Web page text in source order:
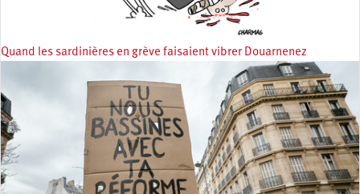
Quand les sardinières en grève faisaient vibrer Douarnenez